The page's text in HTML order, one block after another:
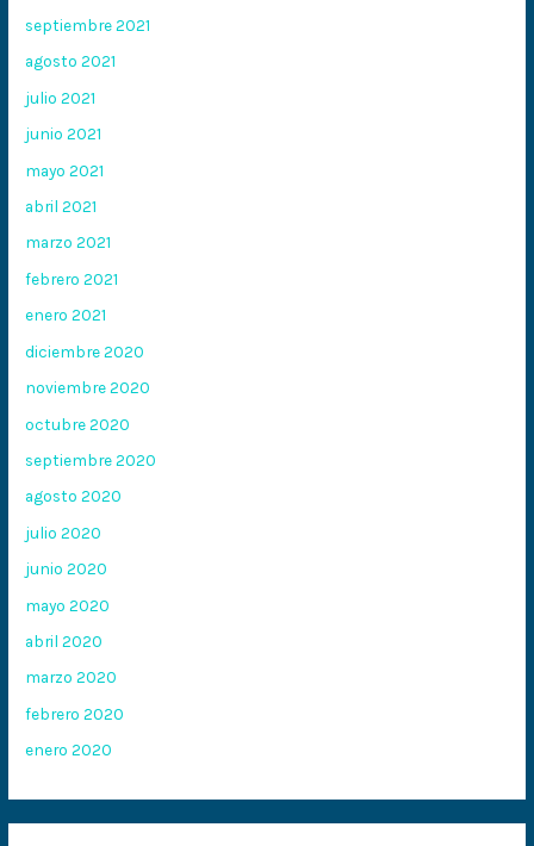
septiembre 2021
agosto 2021
julio 2021
junio 2021
mayo 2021
abril 2021
marzo 2021
febrero 2021
enero 2021
diciembre 2020
noviembre 2020
octubre 2020
septiembre 2020
agosto 2020
julio 2020
junio 2020
mayo 2020
abril 2020
marzo 2020
febrero 2020
enero 2020